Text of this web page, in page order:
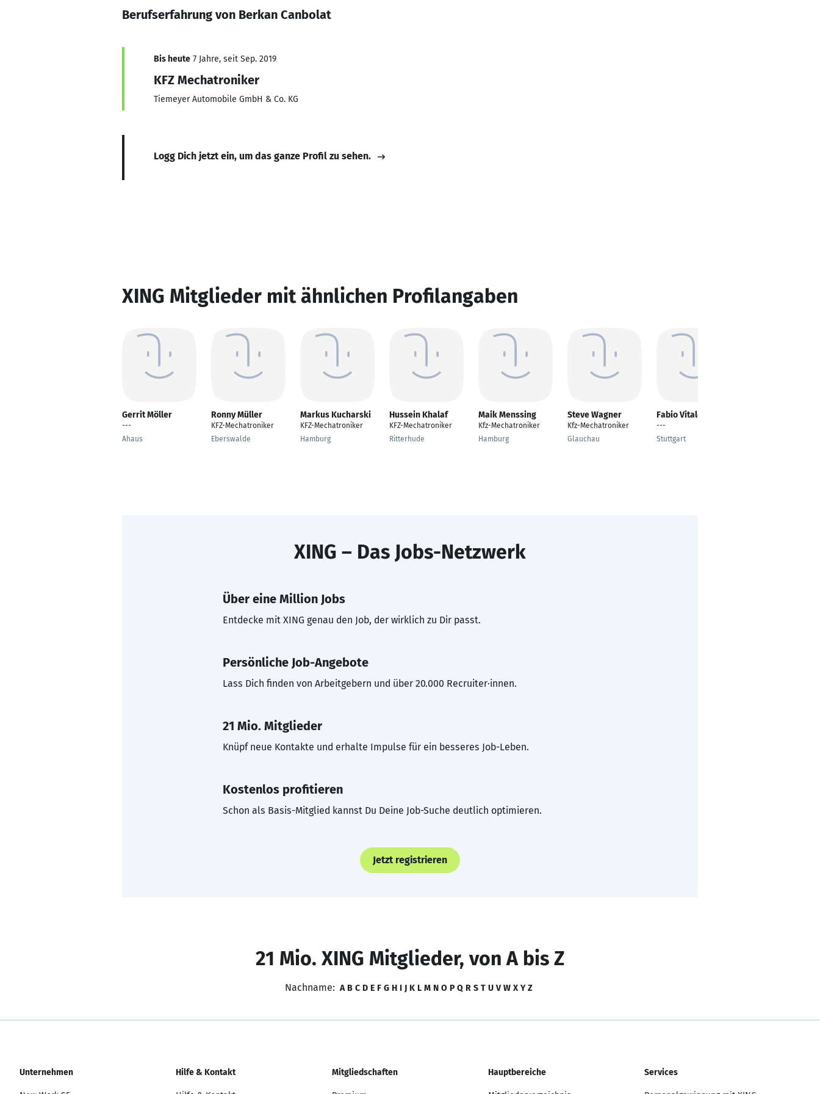
Berufserfahrung von Berkan Canbolat
Bis heute 7 Jahre, seit Sep. 2019
KFZ Mechatroniker
Tiemeyer Automobile GmbH & Co. KG
Logg Dich jetzt ein, um das ganze Profil zu sehen.
XING Mitglieder mit ähnlichen Profilangaben
Gerrit Möller
---
Ahaus
Ronny Müller
KFZ-Mechatroniker
Eberswalde
Markus Kucharski
KFZ-Mechatroniker
Hamburg
Hussein Khalaf
KFZ-Mechatroniker
Ritterhude
Maik Menssing
Kfz-Mechatroniker
Hamburg
Steve Wagner
Kfz-Mechatroniker
Glauchau
Fabio Vitale
---
Stuttgart
XING – Das Jobs-Netzwerk
Über eine Million Jobs
Entdecke mit XING genau den Job, der wirklich zu Dir passt.
Persönliche Job-Angebote
Lass Dich finden von Arbeitgebern und über 20.000 Recruiter·innen.
21 Mio. Mitglieder
Knüpf neue Kontakte und erhalte Impulse für ein besseres Job-Leben.
Kostenlos profitieren
Schon als Basis-Mitglied kannst Du Deine Job-Suche deutlich optimieren.
Jetzt registrieren
21 Mio. XING Mitglieder, von A bis Z
Nachname: A B C D E F G H I J K L M N O P Q R S T U V W X Y Z
Unternehmen Hilfe & Kontakt Mitgliedschaften Hauptbereiche Services